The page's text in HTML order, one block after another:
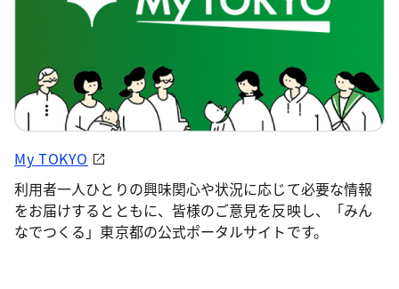
My TOKYO
利用者一人ひとりの興味関心や状況に応じて必要な情報
をお届けするとともに、皆様のご意見を反映し、「みん
なでつくる」東京都の公式ポータルサイトです。